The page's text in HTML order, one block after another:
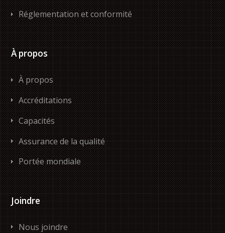
Réglementation et conformité
À propos
À propos
Accréditations
Capacités
Assurance de la qualité
Portée mondiale
Joindre
Nous joindre